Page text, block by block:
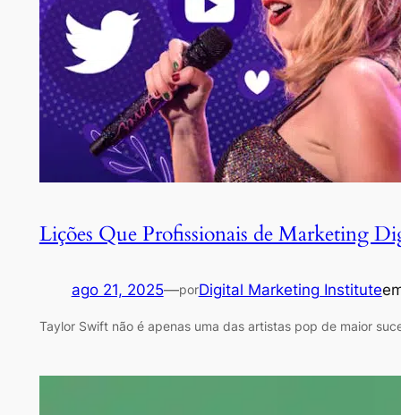
Lições Que Profissionais de Marketing
ago 21, 2025—porDigital Marketing Institute
Taylor Swift não é apenas uma das artistas pop de maior